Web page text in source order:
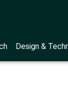
Design &